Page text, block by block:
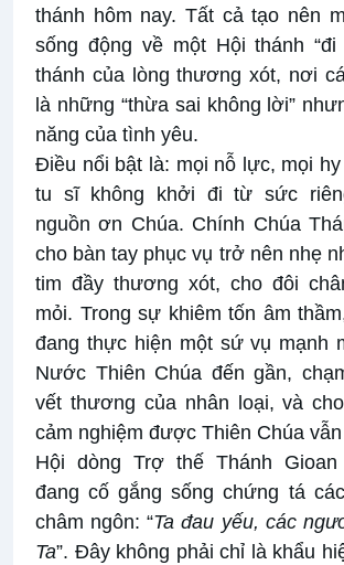
thánh hôm nay. Tất cả tạo nên
sống động về một Hội thánh “đi
thánh của lòng thương xót, nơi
là những “thừa sai không lời”
năng của tình yêu.
Điều nổi bật là: mọi nỗ lực, mọi
tu sĩ không khởi đi từ sức
nguồn ơn Chúa. Chính Chúa
cho bàn tay phục vụ trở nên nhẹ
tim đầy thương xót, cho đôi
mỏi. Trong sự khiêm tốn âm
đang thực hiện một sứ vụ mạnh
Nước Thiên Chúa đến gần,
vết thương của nhân loại, và
cảm nghiệm được Thiên Chúa
Hội dòng Trợ thế Thánh Gioan
đang cố gắng sống chứng tá
châm ngôn: “Ta đau yếu, các
Ta”. Đây không phải chỉ là khẩu